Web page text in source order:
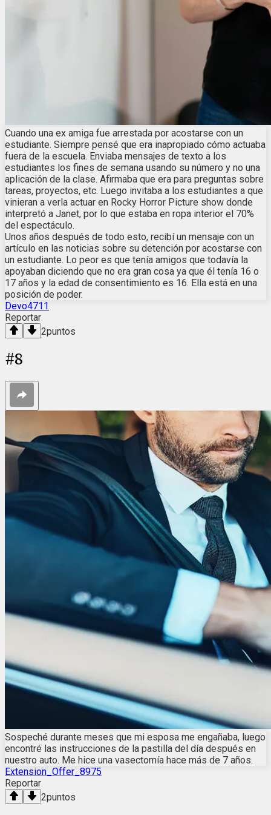
Cuando una ex amiga fue arrestada por acostarse con un
estudiante. Siempre pensé que era inapropiado cómo actuaba
fuera de la escuela. Enviaba mensajes de texto a los
estudiantes los fines de semana usando su número y no una
aplicación de la clase. Afirmaba que era para preguntas sobre
tareas, proyectos, etc. Luego invitaba a los estudiantes a que
vinieran a verla actuar en Rocky Horror Picture show donde
interpretó a Janet, por lo que estaba en ropa interior el 70%
del espectáculo.
Unos años después de todo esto, recibí un mensaje con un
artículo en las noticias sobre su detención por acostarse con
un estudiante. Lo peor es que tenía amigos que todavía la
apoyaban diciendo que no era gran cosa ya que él tenía 16 o
17 años y la edad de consentimiento es 16. Ella está en una
posición de poder.
Devo4711
Reportar
2puntos
#8
Sospeché durante meses que mi esposa me engañaba, luego
encontré las instrucciones de la pastilla del día después en
nuestro auto. Me hice una vasectomía hace más de 7 años.
Extension_Offer_8975
Reportar
2puntos